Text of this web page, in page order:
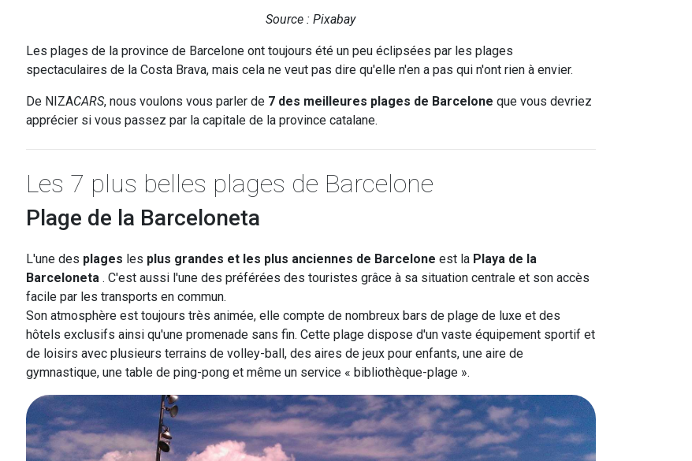
Source : Pixabay
Les plages de la province de Barcelone ont toujours été un peu éclipsées par les plages
spectaculaires de la Costa Brava, mais cela ne veut pas dire qu'elle n'en a pas qui n'ont rien à envier.
De NIZACARS, nous voulons vous parler de 7 des meilleures plages de Barcelone que vous devriez
apprécier si vous passez par la capitale de la province catalane.
Les 7 plus belles plages de Barcelone
Plage de la Barceloneta
L'une des plages les plus grandes et les plus anciennes de Barcelone est la Playa de la
Barceloneta . C'est aussi l'une des préférées des touristes grâce à sa situation centrale et son accès
facile par les transports en commun.
Son atmosphère est toujours très animée, elle compte de nombreux bars de plage de luxe et des
hôtels exclusifs ainsi qu'une promenade sans fin. Cette plage dispose d'un vaste équipement sportif et
de loisirs avec plusieurs terrains de volley-ball, des aires de jeux pour enfants, une aire de
gymnastique, une table de ping-pong et même un service « bibliothèque-plage ».